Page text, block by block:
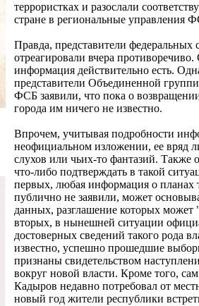
террористках и разослали
стране в региональные
Правда, представители федеральных
отреагировали вчера
информация действительно есть.
представители Объединенной
ФСБ заявили, что пока о
города им ничего не известно.
Впрочем, учитывая подробности
неофициальном изложении, ее вряд
слухов или чьих-то фантазий. Также
что-либо подтверждать в такой
первых, любая информация о планах
публично не заявили, может
данных, разглашение которых может
вторых, в нынешней ситуации
достоверных сведений такого рода
известно, успешно прошедшие
признаны свидетельством
вокруг новой власти. Кроме того,
Кадыров недавно потребовал от
новый год жители республики